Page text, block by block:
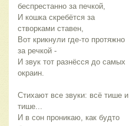
беспрестанно за печкой,
И кошка скребётся за
створками ставен,
Вот крикнули где-то протяжно
за речкой -
И звук тот разнёсся до самых
окраин.
Стихают все звуки: всё тише и
тише...
И в сон проникаю, как будто